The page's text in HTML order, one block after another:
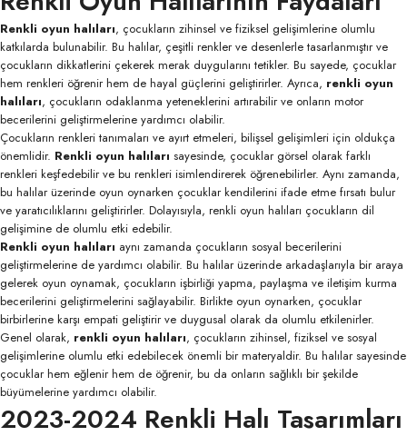
Renkli oyun halıları, çocukların zihinsel ve fiziksel gelişimlerine olumlu
katkılarda bulunabilir. Bu halılar, çeşitli renkler ve desenlerle tasarlanmıştır ve
çocukların dikkatlerini çekerek merak duygularını tetikler. Bu sayede, çocuklar
hem renkleri öğrenir hem de hayal güçlerini geliştirirler. Ayrıca, renkli oyun
halıları, çocukların odaklanma yeteneklerini artırabilir ve onların motor
becerilerini geliştirmelerine yardımcı olabilir.
Çocukların renkleri tanımaları ve ayırt etmeleri, bilişsel gelişimleri için oldukça
önemlidir. Renkli oyun halıları sayesinde, çocuklar görsel olarak farklı
renkleri keşfedebilir ve bu renkleri isimlendirerek öğrenebilirler. Aynı zamanda,
bu halılar üzerinde oyun oynarken çocuklar kendilerini ifade etme fırsatı bulur
ve yaratıcılıklarını geliştirirler. Dolayısıyla, renkli oyun halıları çocukların dil
gelişimine de olumlu etki edebilir.
Renkli oyun halıları aynı zamanda çocukların sosyal becerilerini
geliştirmelerine de yardımcı olabilir. Bu halılar üzerinde arkadaşlarıyla bir araya
gelerek oyun oynamak, çocukların işbirliği yapma, paylaşma ve iletişim kurma
becerilerini geliştirmelerini sağlayabilir. Birlikte oyun oynarken, çocuklar
birbirlerine karşı empati geliştirir ve duygusal olarak da olumlu etkilenirler.
Genel olarak, renkli oyun halıları, çocukların zihinsel, fiziksel ve sosyal
gelişimlerine olumlu etki edebilecek önemli bir materyaldir. Bu halılar sayesinde
çocuklar hem eğlenir hem de öğrenir, bu da onların sağlıklı bir şekilde
büyümelerine yardımcı olabilir.
2023-2024 Renkli Halı Tasarımları